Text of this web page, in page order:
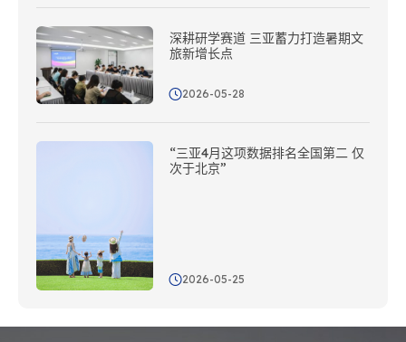
深耕研学赛道 三亚蓄力打造暑期文
旅新增长点
2026-05-28
“三亚4月这项数据排名全国第二 仅
次于北京”
2026-05-25